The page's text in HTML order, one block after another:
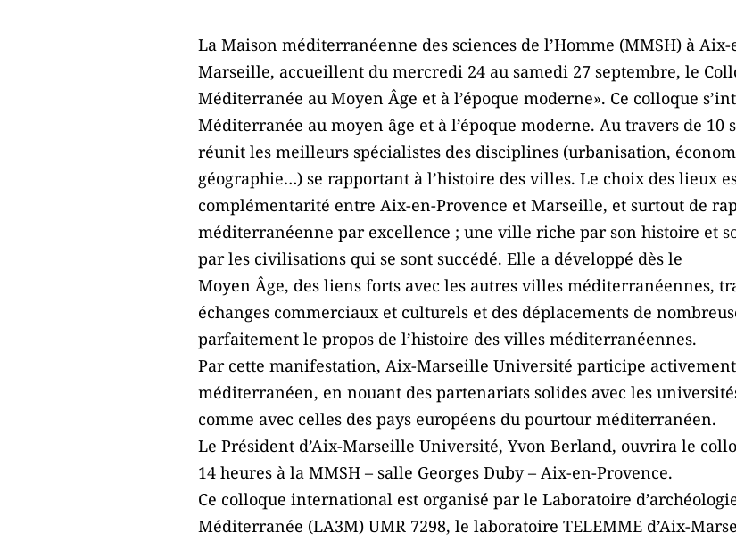
La Maison méditerranéenne des sciences de l’Homme (MMSH) à
Marseille, accueillent du mercredi 24 au samedi 27 septembre, le
Méditerranée au Moyen Âge et à l’époque moderne». Ce colloque
Méditerranée au moyen âge et à l’époque moderne. Au travers de 10
réunit les meilleurs spécialistes des disciplines (urbanisation,
géographie…) se rapportant à l’histoire des villes. Le choix des lieux
complémentarité entre Aix-en-Provence et Marseille, et surtout de
méditerranéenne par excellence ; une ville riche par son histoire et
par les civilisations qui se sont succédé. Elle a développé dès le
Moyen Âge, des liens forts avec les autres villes méditerranéennes,
échanges commerciaux et culturels et des déplacements de
parfaitement le propos de l’histoire des villes méditerranéennes.
Par cette manifestation, Aix-Marseille Université participe
méditerranéen, en nouant des partenariats solides avec les
comme avec celles des pays européens du pourtour méditerranéen.
Le Président d’Aix-Marseille Université, Yvon Berland, ouvrira le
14 heures à la MMSH – salle Georges Duby – Aix-en-Provence.
Ce colloque international est organisé par le Laboratoire
Méditerranée (LA3M) UMR 7298, le laboratoire TELEMME d’Aix-